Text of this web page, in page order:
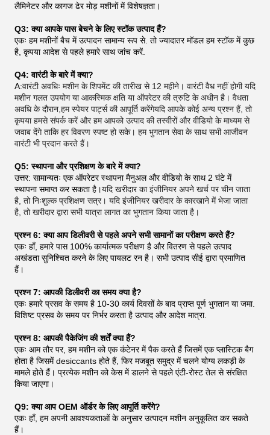
लैमिनेटर और कागज ढेर मोड़ मशीनों में विशेषज्ञता।
Q3: क्या आपके पास बेचने के लिए स्टॉक उत्पाद हैं?
एकः हम मशीनों बैच में उत्पादन सामान्य रूप से. तो ज्यादातर मॉडल हम स्टॉक में कुछ
है, कृपया आदेश से पहले हमारे साथ जांच करें.
Q4: वारंटी के बारे में क्या?
A:वारंटी अवधिः मशीन के शिपमेंट की तारीख से 12 महीने। वारंटी वैध नहीं होगी यदि
मशीन गलत उपयोग या आकस्मिक क्षति या ऑपरेटर की त्रुटि के अधीन है। वैधता
अवधि के दौरान,हम स्पेयर पार्ट्स की आपूर्ति करेंगेयदि आपके कोई अन्य प्रश्न हैं, तो
कृपया हमसे संपर्क करें और हम आपको उत्पाद की तस्वीरों और वीडियो के माध्यम से
जवाब देंगे ताकि हर विवरण स्पष्ट हो सके। हम भुगतान सेवा के साथ सभी आजीवन
वारंटी भी प्रदान करते हैं।
Q5: स्थापना और प्रशिक्षण के बारे में क्या?
उत्तर: सामान्यतः एक ऑपरेटर स्थापना मैनुअल और वीडियो के साथ 2 घंटे में
स्थापना समाप्त कर सकता है।यदि खरीदार का इंजीनियर अपने खर्च पर चीन जाता
है, तो निःशुल्क प्रशिक्षण सत्र। यदि इंजीनियर खरीदार के कारखाने में भेजा जाता
है, तो खरीदार द्वारा सभी यात्रा लागत का भुगतान किया जाता है।
प्रश्न 6: क्या आप डिलीवरी से पहले अपने सभी सामानों का परीक्षण करते हैं?
एकः हाँ, हमारे पास 100% कार्यात्मक परीक्षण है और वितरण से पहले उत्पाद
अखंडता सुनिश्चित करने के लिए पायलट रन है। सभी उत्पाद सीई द्वारा प्रमाणित
हैं।
प्रश्न 7: आपकी डिलीवरी का समय क्या है?
एकः हमारे प्रसव के समय है 10-30 कार्य दिवसों के बाद प्राप्त पूर्ण भुगतान या जमा.
विशिष्ट प्रसव के समय पर निर्भर करता है उत्पाद और आदेश मात्रा.
प्रश्न 8: आपकी पैकेजिंग की शर्तें क्या हैं?
एकः आम तौर पर, हम मशीन को एक कंटेनर में पैक करते हैं जिसमें एक प्लास्टिक बैग
होता है जिसमें desiccants होते हैं, फिर मजबूत समुद्र में चलने योग्य लकड़ी के
मामले होते हैं। प्रत्येक मशीन को केस में डालने से पहले एंटी-रोस्ट तेल से संरक्षित
किया जाएगा।
Q9: क्या आप OEM ऑर्डर के लिए आपूर्ति करेंगे?
एकः हाँ, हम अपनी आवश्यकताओं के अनुसार उत्पादन मशीन अनुकूलित कर सकते
हैं।